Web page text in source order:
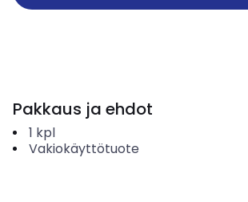
Pakkaus ja ehdot
1 kpl
Vakiokäyttötuote